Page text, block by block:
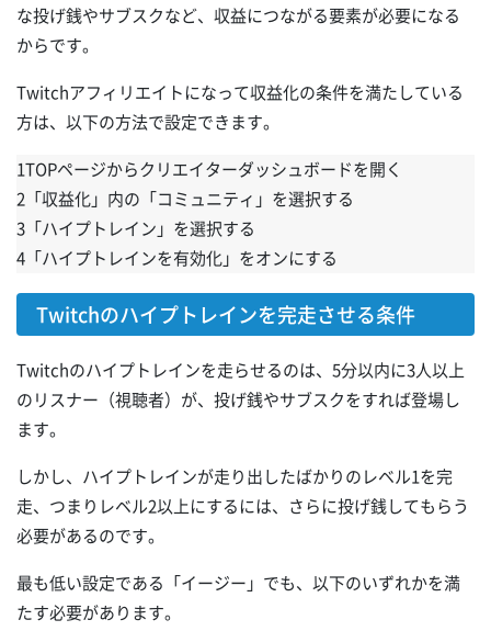
な投げ銭やサブスクなど、収益につながる要素が必要になる
からです。
Twitchアフィリエイトになって収益化の条件を満たしている
方は、以下の方法で設定できます。
1TOPページからクリエイターダッシュボードを開く
2「収益化」内の「コミュニティ」を選択する
3「ハイプトレイン」を選択する
4「ハイプトレインを有効化」をオンにする
Twitchのハイプトレインを完走させる条件
Twitchのハイプトレインを走らせるのは、5分以内に3人以上
のリスナー（視聴者）が、投げ銭やサブスクをすれば登場し
ます。
しかし、ハイプトレインが走り出したばかりのレベル1を完
走、つまりレベル2以上にするには、さらに投げ銭してもらう
必要があるのです。
最も低い設定である「イージー」でも、以下のいずれかを満
たす必要があります。